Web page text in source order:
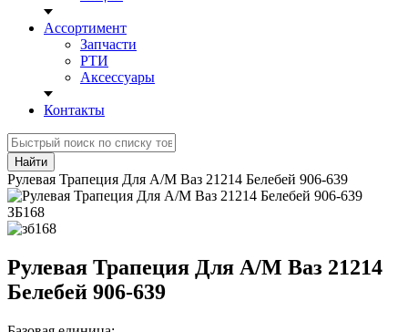
Ассортимент
Запчасти
РТИ
Аксессуары
Контакты
Найти
Рулевая Трапеция Для А/М Ваз 21214 Белебей 906-639
ЗБ168
Рулевая Трапеция Для А/М Ваз 21214
Белебей 906-639